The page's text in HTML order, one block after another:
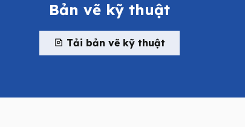
Bản vẽ kỹ thuật
Tải bản vẽ kỹ thuật